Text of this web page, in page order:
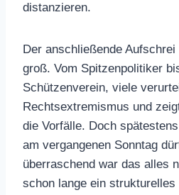
distanzieren.
Der anschließende
groß. Vom Spitzenpolitiker
Schützenverein, viele
Rechtsextremismus und
die Vorfälle. Doch
am vergangenen Sonntag
überraschend war das alles
schon lange ein strukturelles